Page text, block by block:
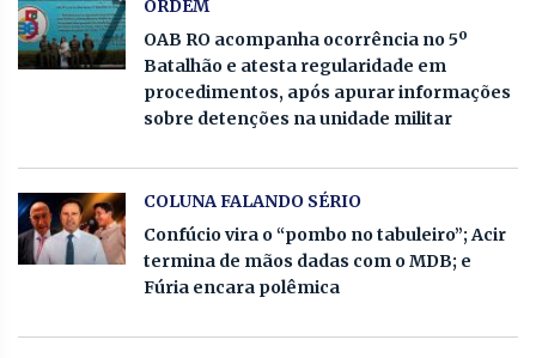
ORDEM
OAB RO acompanha ocorrência no 5º
Batalhão e atesta regularidade em
procedimentos, após apurar informações
sobre detenções na unidade militar
COLUNA FALANDO SÉRIO
Confúcio vira o “pombo no tabuleiro”; Acir
termina de mãos dadas com o MDB; e
Fúria encara polêmica